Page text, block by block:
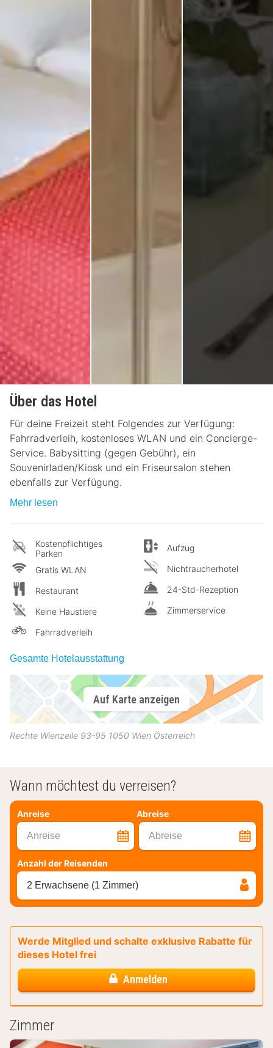
Über das Hotel
Für deine Freizeit steht Folgendes zur Verfügung:
Fahrradverleih, kostenloses WLAN und ein Concierge-
Service. Babysitting (gegen Gebühr), ein
Souvenirladen/Kiosk und ein Friseursalon stehen
ebenfalls zur Verfügung.
Mehr lesen
Kostenpflichtiges
Parken
Gratis WLAN
Restaurant
Keine Haustiere
Fahrradverleih
Aufzug
Nichtraucherhotel
24-Std-Rezeption
Zimmerservice
Gesamte Hotelausstattung
Auf Karte anzeigen
Rechte Wienzeile 93-95 1050 Wien Österreich
Wann möchtest du verreisen?
Anreise Abreise
Anreise Abreise
Anzahl der Reisenden
2 Erwachsene (1 Zimmer)
Werde Mitglied und schalte exklusive Rabatte für
dieses Hotel frei
Anmelden
Zimmer